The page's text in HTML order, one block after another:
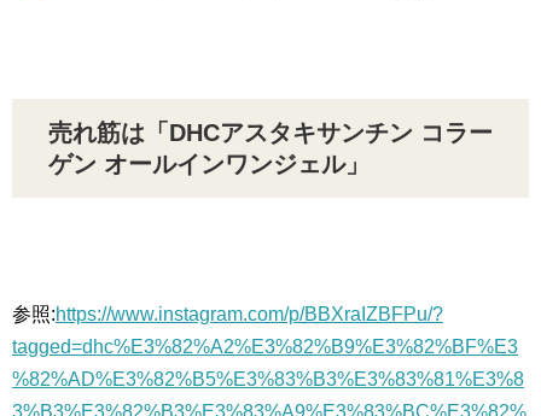
売れ筋は「DHCアスタキサンチン コラー
ゲン オールインワンジェル」
参照:https://www.instagram.com/p/BBXraIZBFPu/?
tagged=dhc%E3%82%A2%E3%82%B9%E3%82%BF%E3
%82%AD%E3%82%B5%E3%83%B3%E3%83%81%E3%8